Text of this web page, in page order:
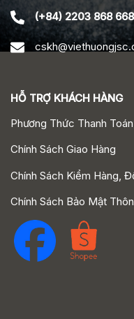
(+84) 2203 868
HỖ TRỢ KHÁCH HÀNG
Phương Thức Thanh Toán
Chính Sách Giao Hàng
Chính Sách Kiểm Hàng,
Chính Sách Bảo Mật